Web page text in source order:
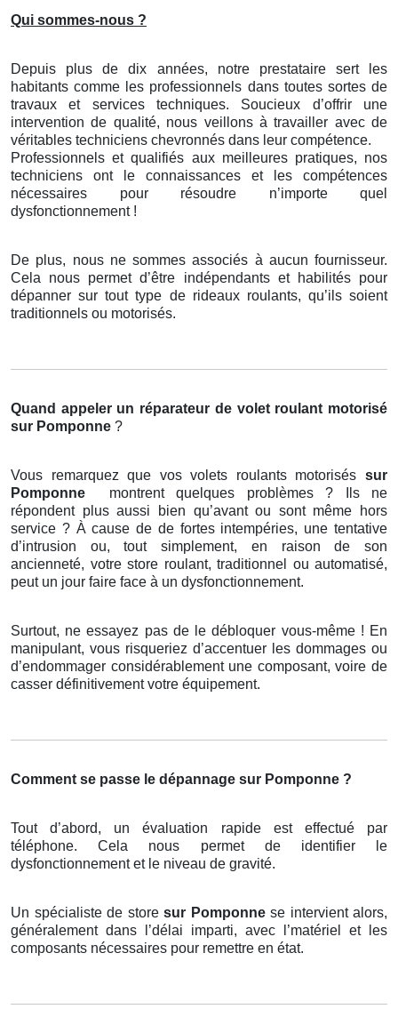
Qui sommes-nous ?
Depuis plus de dix années, notre prestataire sert les
habitants comme les professionnels dans toutes sortes de
travaux et services techniques. Soucieux d’offrir une
intervention de qualité, nous veillons à travailler avec de
véritables techniciens chevronnés dans leur compétence.
Professionnels et qualifiés aux meilleures pratiques, nos
techniciens ont le connaissances et les compétences
nécessaires pour résoudre n’importe quel
dysfonctionnement !
De plus, nous ne sommes associés à aucun fournisseur.
Cela nous permet d’être indépendants et habilités pour
dépanner sur tout type de rideaux roulants, qu’ils soient
traditionnels ou motorisés.
Quand appeler un réparateur de volet roulant motorisé
sur Pomponne ?
Vous remarquez que vos volets roulants motorisés sur
Pomponne
montrent quelques problèmes ? Ils ne
répondent plus aussi bien qu’avant ou sont même hors
service ? À cause de de fortes intempéries, une tentative
d’intrusion ou, tout simplement, en raison de son
ancienneté, votre store roulant, traditionnel ou automatisé,
peut un jour faire face à un dysfonctionnement.
Surtout, ne essayez pas de le débloquer vous-même ! En
manipulant, vous risqueriez d’accentuer les dommages ou
d’endommager considérablement une composant, voire de
casser définitivement votre équipement.
Comment se passe le dépannage sur Pomponne ?
Tout d’abord, un évaluation rapide est effectué par
téléphone. Cela nous permet de identifier le
dysfonctionnement et le niveau de gravité.
Un spécialiste de store sur Pomponne se intervient alors,
généralement dans l’délai imparti, avec l’matériel et les
composants nécessaires pour remettre en état.